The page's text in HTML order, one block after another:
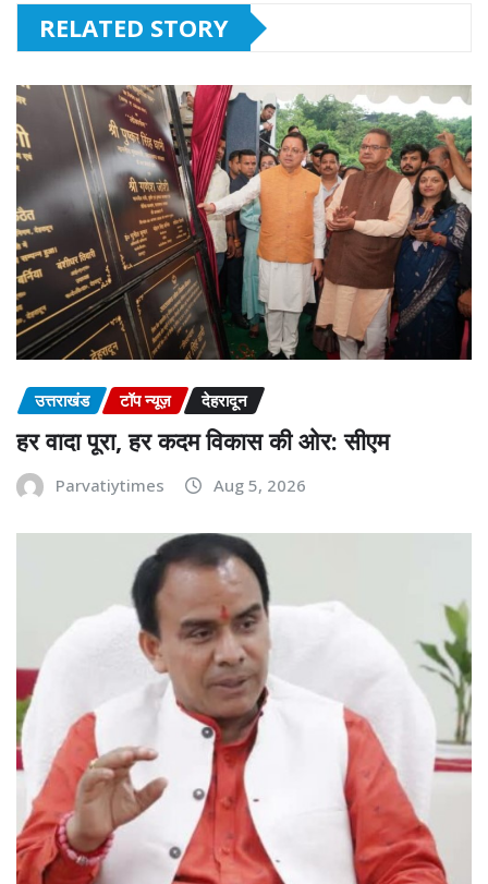
RELATED STORY
उत्तराखंड टॉप न्यूज़ देहरादून
हर वादा पूरा, हर कदम विकास की ओर: सीएम
Parvatiytimes Aug 5, 2026